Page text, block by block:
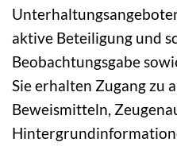
aktive Beteiligung und
Beobachtungsgabe
Sie erhalten Zugang zu
Beweismitteln,